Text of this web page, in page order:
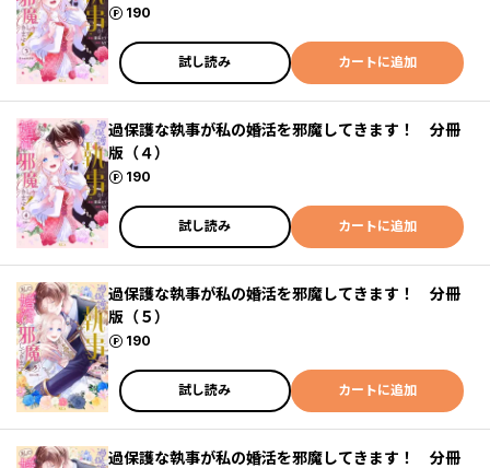
190
ポイント
試し読み カートに追加
過保護な執事が私の婚活を邪魔してきます！ 分冊
版（４）
190
ポイント
試し読み カートに追加
過保護な執事が私の婚活を邪魔してきます！ 分冊
版（５）
190
ポイント
試し読み カートに追加
過保護な執事が私の婚活を邪魔してきます！ 分冊